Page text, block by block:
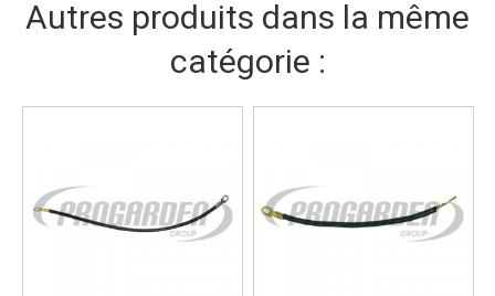
Autres produits dans la même
catégorie :